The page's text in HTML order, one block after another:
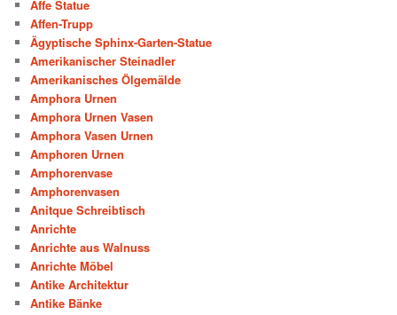
Affe Statue
Affen-Trupp
Ägyptische Sphinx-Garten-Statue
Amerikanischer Steinadler
Amerikanisches Ölgemälde
Amphora Urnen
Amphora Urnen Vasen
Amphora Vasen Urnen
Amphoren Urnen
Amphorenvase
Amphorenvasen
Anitque Schreibtisch
Anrichte
Anrichte aus Walnuss
Anrichte Möbel
Antike Architektur
Antike Bänke